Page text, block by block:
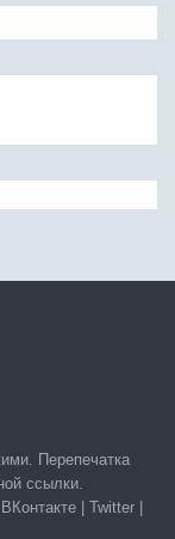
Перепечатка
ссылки.
ВКонтакте| Twitter|